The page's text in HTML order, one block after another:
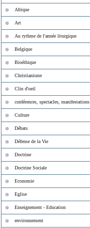
Afrique
Art
Au rythme de l'année liturgique
Belgique
Bioéthique
Christianisme
Clin d'oeil
conférences, spectacles, manifestations
Culture
Débats
Défense de la Vie
Doctrine
Doctrine Sociale
Economie
Eglise
Enseignement - Education
environnement